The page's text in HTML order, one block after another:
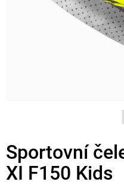
Sportovní
XI F150 Kids